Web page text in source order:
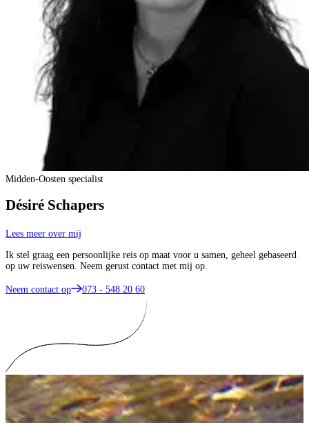
Midden-Oosten specialist
Désiré Schapers
Lees meer over mij
Ik stel graag een persoonlijke reis op maat voor u samen, geheel gebaseerd
op uw reiswensen. Neem gerust contact met mij op.
Neem contact op 073 - 548 20 60